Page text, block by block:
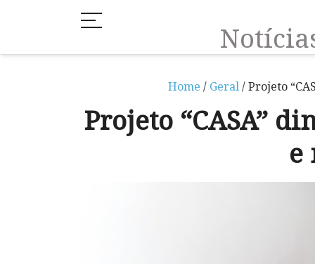
Home / Geral/ Projeto
Projeto “CASA”
e